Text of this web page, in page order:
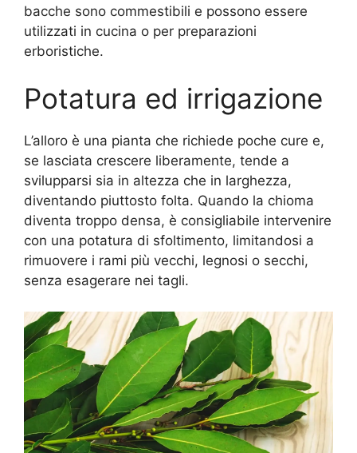
bacche sono commestibili e possono essere
utilizzati in cucina o per preparazioni
erboristiche.
Potatura ed irrigazione
L’alloro è una pianta che richiede poche cure e,
se lasciata crescere liberamente, tende a
svilupparsi sia in altezza che in larghezza,
diventando piuttosto folta. Quando la chioma
diventa troppo densa, è consigliabile intervenire
con una potatura di sfoltimento, limitandosi a
rimuovere i rami più vecchi, legnosi o secchi,
senza esagerare nei tagli.